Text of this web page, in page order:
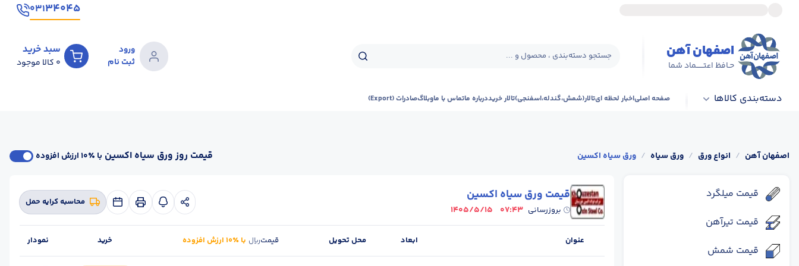
۳۴۰۴۵۰۳۱
اصفهان آهن
حـافظ اعتــــــماد شما
جستجو دسته‌بندی ، محصول و ...
ورود
ثبت نام
سبد خرید
0 کالا موجود
دسته‌بندی کالاها صفحه اصلیاخبار لحظه ایتالار(شمش،گندله،اسفنجی)تالار خریددرباره ماتماس با ماوبلاگصادرات (Export)
اصفهان آهن / انواع ورق / ورق سیاه / ورق سیاه اکسین قیمت روز ورق سیاه اکسین با ٪۱۰ ارزش افزوده
قیمت میلگرد
قیمت تیرآهن
قیمت شمش
قیمت ورق سیاه اکسین
بروزرسانی 07:43
1405/5/15
محاسبه کرایه حمل
عنوان ابعاد محل تحویل قیمتریال با ٪۱۰ ارزش افزوده خرید نمودار